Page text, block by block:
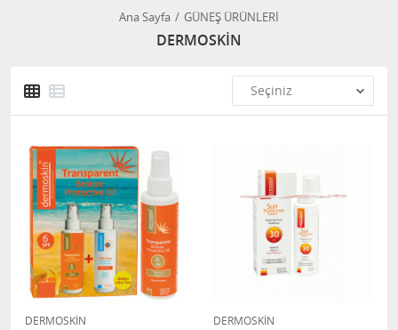
Ana Sayfa GÜNEŞ ÜRÜNLERİ
DERMOSKİN
DERMOSKİN DERMOSKİN